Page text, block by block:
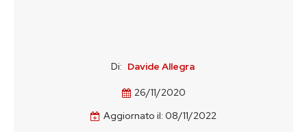
Di: Davide Allegra
26/11/2020
Aggiornato il: 08/11/2022